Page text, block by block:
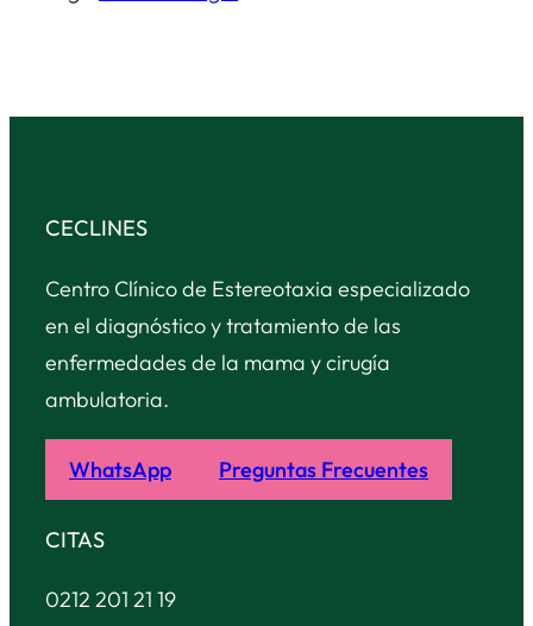
CECLINES
Centro Clínico de Estereotaxia especializado
en el diagnóstico y tratamiento de las
enfermedades de la mama y cirugía
ambulatoria.
WhatsApp Preguntas Frecuentes
CITAS
0212 201 21 19